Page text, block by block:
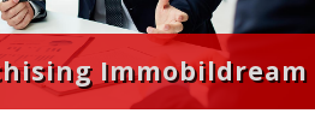
Immobildream